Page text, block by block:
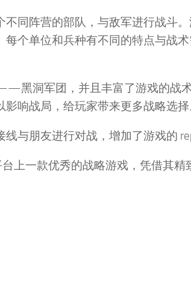
同阵营的部队，与敌军进行战斗
个单位和兵种有不同的特点与战
黑洞军团，并且丰富了游戏的战
响战局，给玩家带来更多战略选择
与朋友进行对战，增加了游戏的
上一款优秀的战略游戏，凭借其精